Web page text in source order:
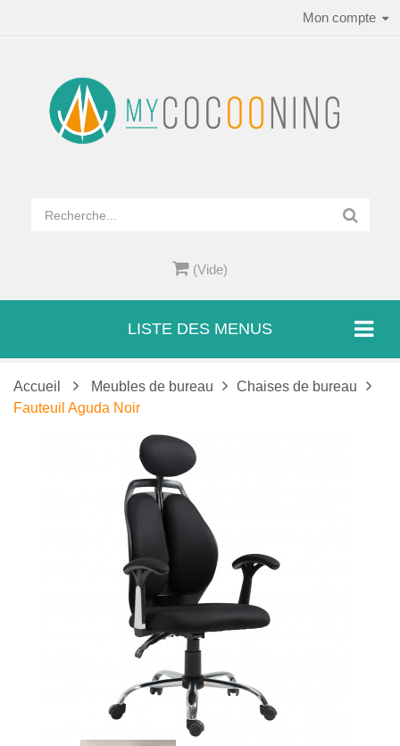
Mon compte
(Vide)
LISTE DES MENUS
Accueil Meubles de bureau
Chaises de bureau
Fauteuil Aguda Noir